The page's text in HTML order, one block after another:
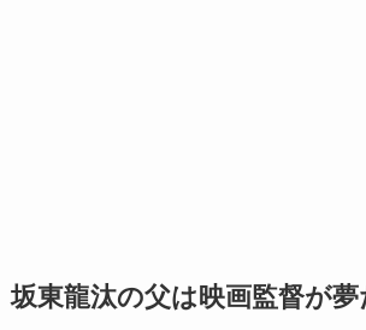
坂東龍汰の父は映画監督が夢